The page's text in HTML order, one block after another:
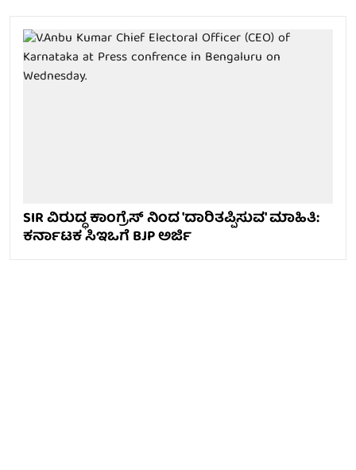
SIR ವಿರುದ್ಧ ಕಾಂಗ್ರೆಸ್ ನಿಂದ 'ದಾರಿತಪ್ಪಿಸುವ' ಮಾಹಿತಿ:
ಕರ್ನಾಟಕ ಸಿಇಒಗೆ BJP ಅರ್ಜಿ